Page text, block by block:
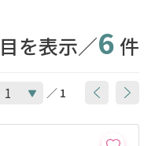
を表示／6 件
／ 1